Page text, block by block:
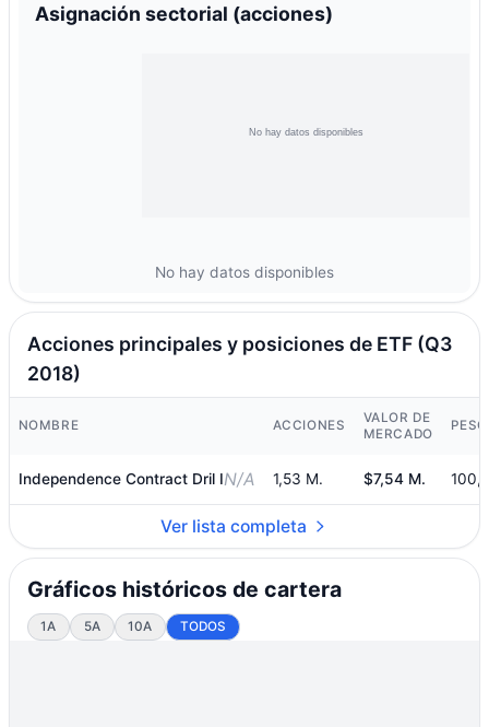
Asignación sectorial (acciones)
No hay datos disponibles
Acciones principales y posiciones de ETF (Q3
2018)
NOMBRE ACCIONES
VALOR DE
MERCADO
PESO
Independence Contract Dril IN/A 1,53 M. $7,54 M.
Ver lista completa
Gráficos históricos de cartera
1A 5A 10A TODOS